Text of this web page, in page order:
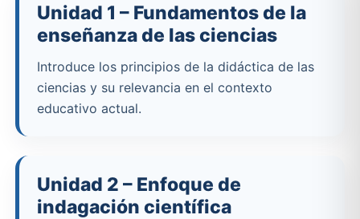
Unidad 1 – Fundamentos de la
enseñanza de las ciencias
Introduce los principios de la didáctica de las
ciencias y su relevancia en el contexto
educativo actual.
Unidad 2 – Enfoque de
indagación científica